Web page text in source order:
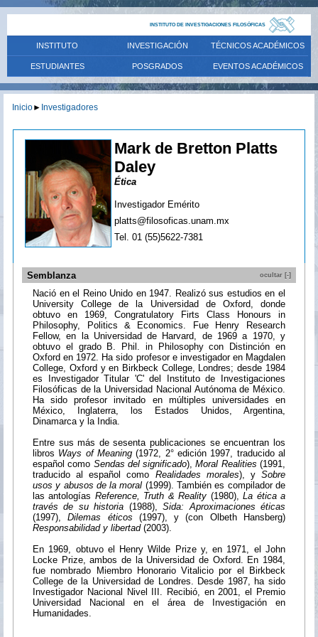
INSTITUTO DE INVESTIGACIONES FILOSÓFICAS
INSTITUTO INVESTIGACIÓN TÉCNICOS ACADÉMICOS
ESTUDIANTES POSGRADOS EVENTOS ACADÉMICOS
Inicio► Investigadores
Mark de Bretton Platts
Daley
Ética
Investigador Emérito
platts@filosoficas.unam.mx
Tel. 01 (55)5622-7381
Semblanza ocultar [-]
Nació en el Reino Unido en 1947. Realizó sus estudios en el
University College de la Universidad de Oxford, donde
obtuvo en 1969, Congratulatory Firts Class Honours in
Philosophy, Politics & Economics. Fue Henry Research
Fellow, en la Universidad de Harvard, de 1969 a 1970, y
obtuvo el grado B. Phil. in Philosophy con Distinción en
Oxford en 1972. Ha sido profesor e investigador en Magdalen
College, Oxford y en Birkbeck College, Londres; desde 1984
es Investigador Titular 'C' del Instituto de Investigaciones
Filosóficas de la Universidad Nacional Autónoma de México.
Ha sido profesor invitado en múltiples universidades en
México, Inglaterra, los Estados Unidos, Argentina,
Dinamarca y la India.
Entre sus más de sesenta publicaciones se encuentran los
libros Ways of Meaning (1972, 2° edición 1997, traducido al
español como Sendas del significado),Moral Realities (1991,
traducido al español como Realidades morales), y Sobre
usos y abusos de la moral (1999). También es compilador de
las antologías Reference, Truth & Reality (1980),La ética a
través de su historia (1988),Sida: Aproximaciones éticas
(1997),Dilemas éticos (1997), y (con Olbeth Hansberg)
Responsabilidad y libertad(2003).
En 1969, obtuvo el Henry Wilde Prize y, en 1971, el John
Locke Prize, ambos de la Universidad de Oxford. En 1984,
fue nombrado Miembro Honorario Vitalicio por el Birkbeck
College de la Universidad de Londres. Desde 1987, ha sido
Investigador Nacional Nivel III. Recibió, en 2001, el Premio
Universidad Nacional en el área de Investigación en
Humanidades.